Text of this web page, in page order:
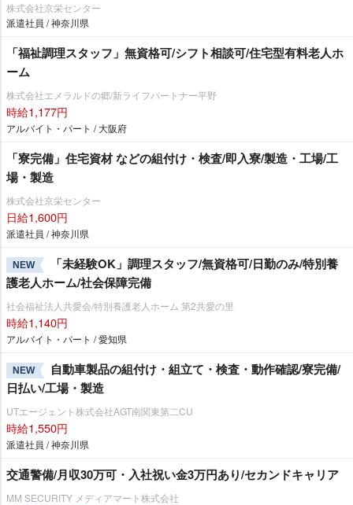
株式会社京栄センター
派遣社員 / 神奈川県
「福祉調理スタッフ」無資格可/シフト相談可/住宅型有料老人ホ
ーム
株式会社エメラルドの郷/新ライフパートナー平野
時給1,177円
アルバイト・パート / 大阪府
「寮完備」住宅資材 などの組付け・検査/即入寮/製造・工場/工
場・製造
株式会社京栄センター
日給1,600円
派遣社員 / 神奈川県
NEW
「未経験OK」調理スタッフ/無資格可/日勤のみ/特別養
護老人ホーム/社会保障完備
社会福祉法人共愛会/特別養護老人ホーム 第2共愛の里
時給1,140円
アルバイト・パート / 愛知県
NEW
自動車製品の組付け・組立て・検査・動作確認/寮完備/
日払い/工場・製造
UTエージェント株式会社AGT南関東第二CU
時給1,550円
派遣社員 / 神奈川県
交通警備/月収30万可・入社祝い金3万円あり/セカンドキャリア
MM SECURITY メディアマート株式会社